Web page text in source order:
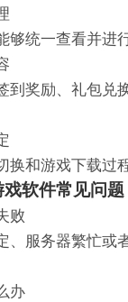
统一查看并进
到奖励、礼包兑
和游戏下载过
软件常见问题
败
、服务器繁忙或
办